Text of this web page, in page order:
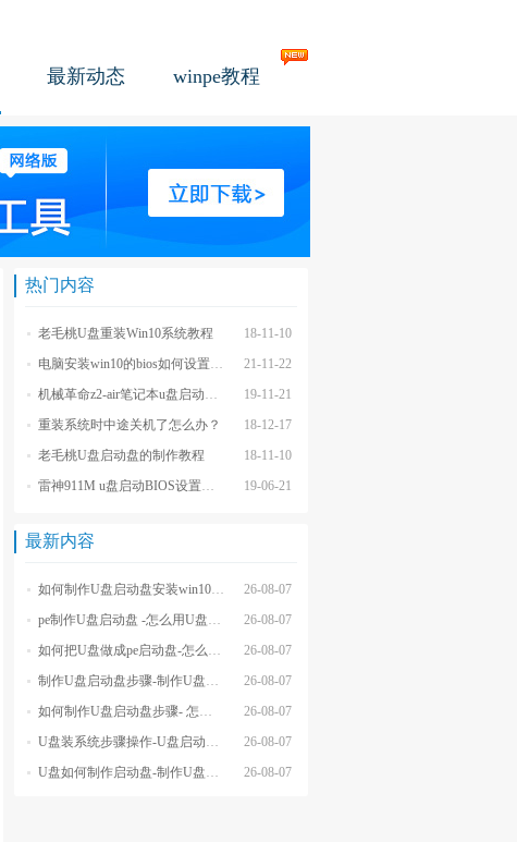
最新动态 winpe教程
热门内容
18-11-10
老毛桃U盘重装Win10系统教程
21-11-22
电脑安装win10的bios如何设置u盘图文教程
19-11-21
机械革命z2-air笔记本u盘启动BIOS设置教程
18-12-17
重装系统时中途关机了怎么办？
18-11-10
老毛桃U盘启动盘的制作教程
19-06-21
雷神911M u盘启动BIOS设置教程
最新内容
26-08-07
如何制作U盘启动盘安装win10系统-怎么制作U盘启动盘安装win10系
26-08-07
pe制作U盘启动盘 -怎么用U盘制作pe系统启动盘
26-08-07
如何把U盘做成pe启动盘-怎么把U盘做成pe启动盘
26-08-07
制作U盘启动盘步骤-制作U盘启动盘详细方法
26-08-07
如何制作U盘启动盘步骤- 怎么制作U盘启动盘步骤
26-08-07
U盘装系统步骤操作-U盘启动重装系统步骤
26-08-07
U盘如何制作启动盘-制作U盘启动盘重装